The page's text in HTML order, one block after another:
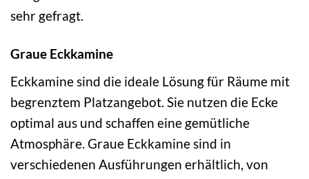
sehr gefragt.
Graue Eckkamine
Eckkamine sind die ideale Lösung für Räume mit
begrenztem Platzangebot. Sie nutzen die Ecke
optimal aus und schaffen eine gemütliche
Atmosphäre. Graue Eckkamine sind in
verschiedenen Ausführungen erhältlich, von